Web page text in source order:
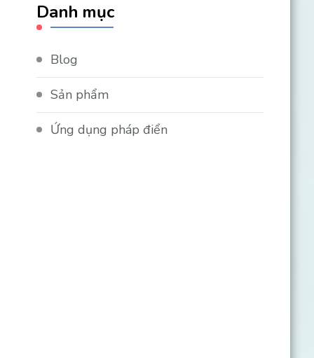
Danh mục
Blog
Sản phẩm
Ứng dụng pháp điển